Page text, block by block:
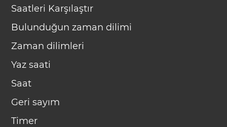
Saatleri Karşılaştır
Bulunduğun zaman dilimi
Zaman dilimleri
Yaz saati
Saat
Geri sayım
Timer